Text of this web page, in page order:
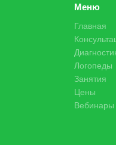
Меню
Главная
Логопеды
Занятия
Цены
Вебинары